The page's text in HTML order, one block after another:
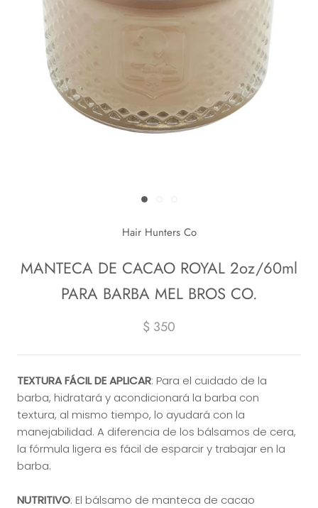
Hair Hunters Co
MANTECA DE CACAO ROYAL 2oz/60ml
PARA BARBA MEL BROS CO.
$ 350
TEXTURA FÁCIL DE APLICAR: Para el cuidado de la
barba, hidratará y acondicionará la barba con
textura, al mismo tiempo, lo ayudará con la
manejabilidad. A diferencia de los bálsamos de cera,
la fórmula ligera es fácil de esparcir y trabajar en la
barba.
NUTRITIVO: El bálsamo de manteca de cacao